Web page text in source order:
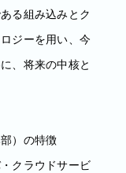
る組み込みとク
ジーを用い、今
、将来の中核と
）の特徴
クラウドサービ